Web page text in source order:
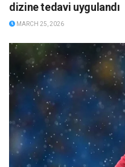
dizine tedavi uygulandı
MARCH 25, 2026